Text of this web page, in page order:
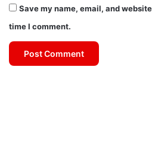
Save my name, email, and
time I comment.